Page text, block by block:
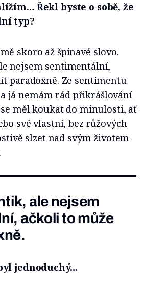
Řekl byste o sobě, že
typ?
skoro až špinavé slovo.
nejsem sentimentální,
paradoxně. Ze sentimentu
já nemám rád přikrášlování
měl koukat do minulosti, ať
své vlastní, bez růžových
slzet nad svým životem
ale nejsem
ačkoli to může
jednoduchý…